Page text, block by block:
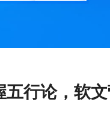
行论，软文